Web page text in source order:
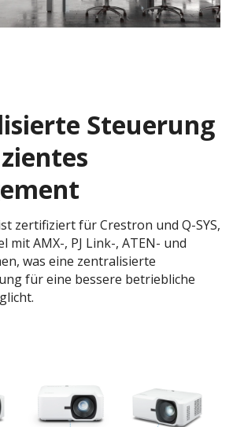
Steuerung
zertifiziert für Crestron und Q-SYS,
mit AMX-, PJ Link-, ATEN- und
was eine zentralisierte
für eine bessere betriebliche